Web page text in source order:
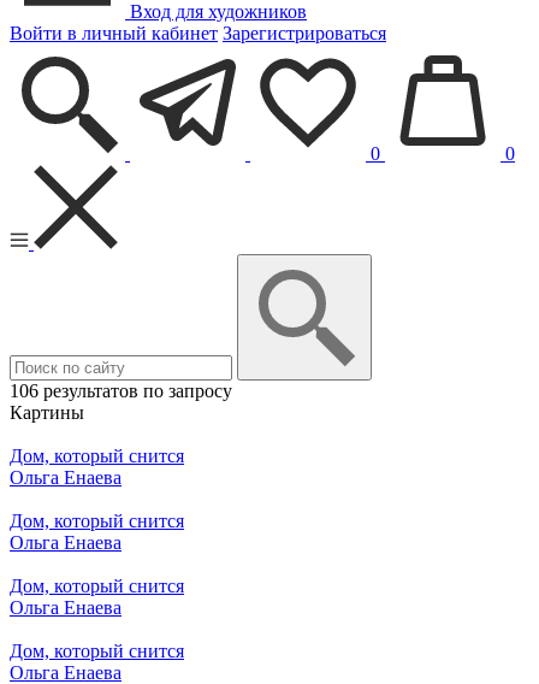
Вход для художников
Войти в личный кабинет Зарегистрироваться
0 0
106 результатов по запросу
Картины
Дом, который снится
Ольга Енаева
Дом, который снится
Ольга Енаева
Дом, который снится
Ольга Енаева
Дом, который снится
Ольга Енаева